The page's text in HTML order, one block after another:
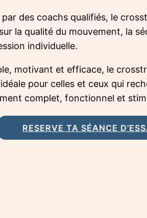
par des coachs qualifiés, le
la qualité du mouvement, la
individuelle.
motivant et efficace, le
pour celles et ceux qui
complet, fonctionnel et
RESERVE TA SÉANCE